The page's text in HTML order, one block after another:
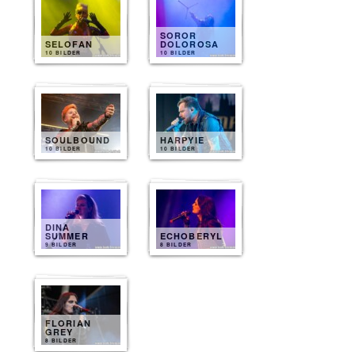
SELOFAN
10 BILDER
SOROR
DOLOROSA
10 BILDER
SOULBOUND
10 BILDER
HARPYIE
10 BILDER
DINA
SUMMER
9 BILDER
ECHOBERYL
8 BILDER
FLORIAN
GREY
8 BILDER